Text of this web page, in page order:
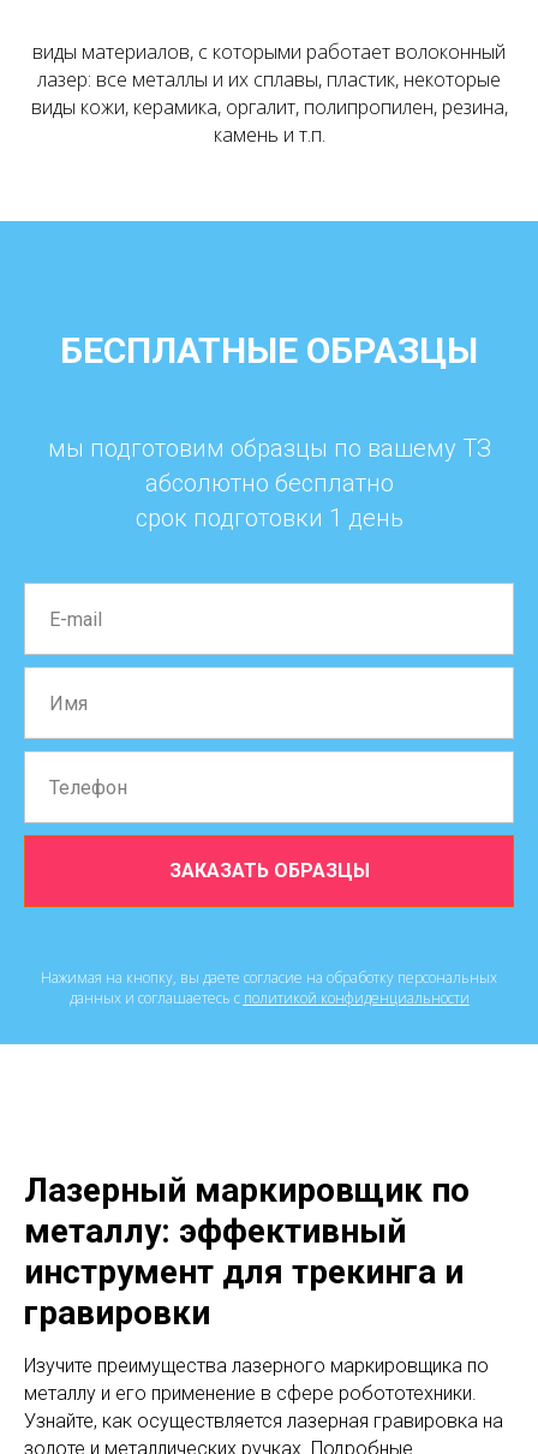
виды материалов, с которыми работает волоконный
лазер: все металлы и их сплавы, пластик, некоторые
виды кожи, керамика, оргалит, полипропилен, резина,
камень и т.п.
БЕСПЛАТНЫЕ ОБРАЗЦЫ
мы подготовим образцы по вашему ТЗ
абсолютно бесплатно
срок подготовки 1 день
ЗАКАЗАТЬ ОБРАЗЦЫ
Нажимая на кнопку, вы даете согласие на обработку персональных
данных и соглашаетесь c политикой конфиденциальности
Лазерный маркировщик по
металлу: эффективный
инструмент для трекинга и
гравировки
Изучите преимущества лазерного маркировщика по
металлу и его применение в сфере робототехники.
Узнайте, как осуществляется лазерная гравировка на
золоте и металлических ручках. Подробные